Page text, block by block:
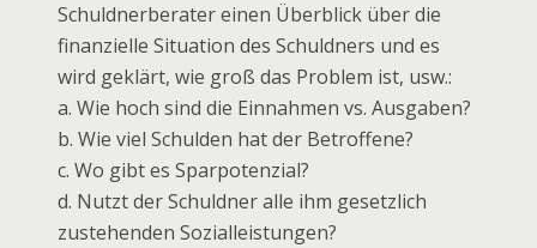
Schuldnerberater einen Überblick über die
finanzielle Situation des Schuldners und es
wird geklärt, wie groß das Problem ist, usw.:
a. Wie hoch sind die Einnahmen vs. Ausgaben?
b. Wie viel Schulden hat der Betroffene?
c. Wo gibt es Sparpotenzial?
d. Nutzt der Schuldner alle ihm gesetzlich
zustehenden Sozialleistungen?